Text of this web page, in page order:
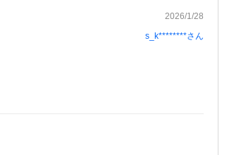
2026/1/28
s_k********さん